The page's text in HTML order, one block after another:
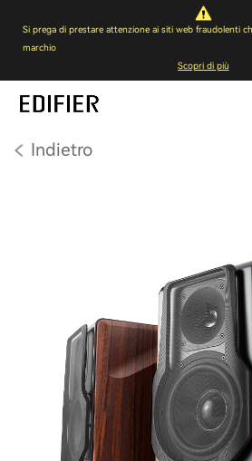
Si prega di prestare attenzione ai siti web fraudolenti
marchio
Scopri di più
Indietro